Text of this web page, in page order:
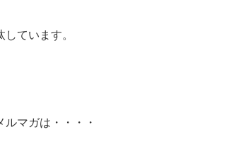
しています。
ルマガは・・・・